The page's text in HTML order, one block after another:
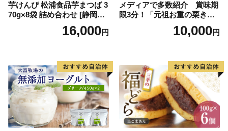
芋けんぴ 松浦食品芋まつば 3
70g×8袋 詰め合わせ [静岡伊
勢丹(松浦食品) 静岡県 吉田町
22424274] 芋ケンピ セット
16,000円
メディアで多数紹介 賞味期
限3分！「元祖お重の栗きん
とんモンブラン」 【未来の
ご褒美】スイーツ 栗 モンブ
子 菓子 F4N-2298
10,000円